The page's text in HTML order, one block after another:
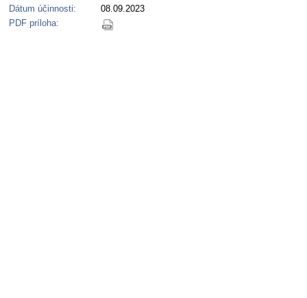
Dátum účinnosti:
08.09.2023
PDF príloha: